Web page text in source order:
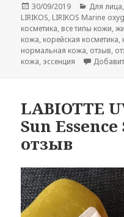
Опубликовано
30/09/2019 Рубрики
Для лица
LIRIKOS, LIRIKOS Marine
косметика, все типы кожи,
кожа, корейская косметика,
нормальная кожа, отзыв,
кожа, эссенция
LABIOTTE
Sun Essence
отзыв